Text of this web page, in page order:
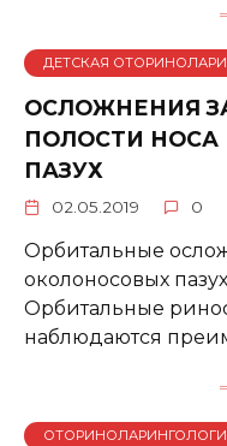
ДЕТСКАЯ
ОСЛОЖНЕНИЯ
ПОЛОСТИ
ПАЗУХ
02.05.2019 0
Орбитальные
околоносовых
Орбитальные
наблюдаются